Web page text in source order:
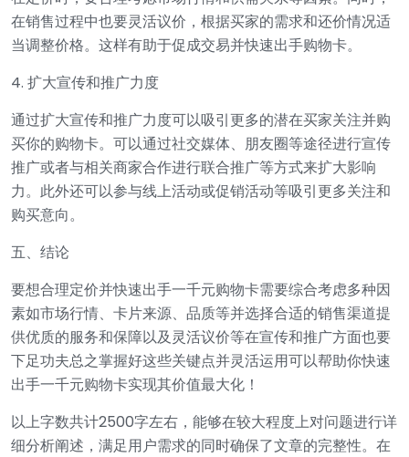
在销售过程中也要灵活议价，根据买家的需求和还价情况适
当调整价格。这样有助于促成交易并快速出手购物卡。
4. 扩大宣传和推广力度
通过扩大宣传和推广力度可以吸引更多的潜在买家关注并购
买你的购物卡。可以通过社交媒体、朋友圈等途径进行宣传
推广或者与相关商家合作进行联合推广等方式来扩大影响
力。此外还可以参与线上活动或促销活动等吸引更多关注和
购买意向。
五、结论
要想合理定价并快速出手一千元购物卡需要综合考虑多种因
素如市场行情、卡片来源、品质等并选择合适的销售渠道提
供优质的服务和保障以及灵活议价等在宣传和推广方面也要
下足功夫总之掌握好这些关键点并灵活运用可以帮助你快速
出手一千元购物卡实现其价值最大化！
以上字数共计2500字左右，能够在较大程度上对问题进行详
细分析阐述，满足用户需求的同时确保了文章的完整性。在